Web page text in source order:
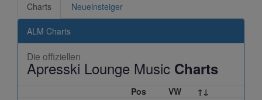
Charts Neueinsteiger
ALM Charts
Die offiziellen
Apresski Lounge Music Charts
Pos VW ↑↓